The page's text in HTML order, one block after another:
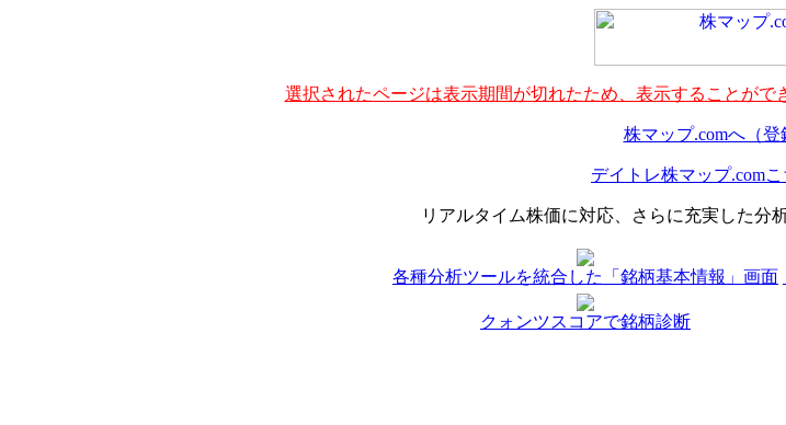
選択されたページは表示期間が切れたため、表示することが
株マップ.comへ（登
デイトレ株マップ.com
リアルタイム株価に対応、さらに充実した分
各種分析ツールを統合した「銘柄基本情報」画面
クォンツスコアで銘柄診断